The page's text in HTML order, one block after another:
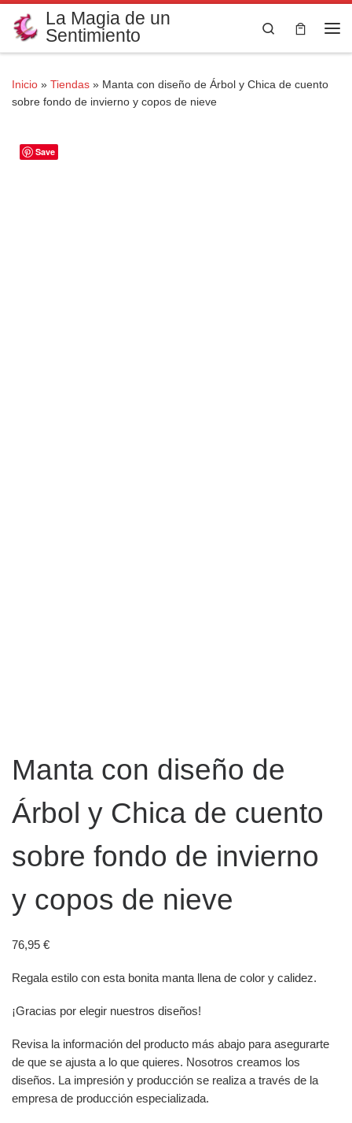
Saltar al contenido
La Magia de un
Sentimiento
Search
Inicio » Tiendas » Manta con diseño de Árbol y Chica de cuento
sobre fondo de invierno y copos de nieve
Save
Manta con diseño de
Árbol y Chica de cuento
sobre fondo de invierno
y copos de nieve
76,95 €
Regala estilo con esta bonita manta llena de color y calidez.
¡Gracias por elegir nuestros diseños!
Revisa la información del producto más abajo para asegurarte
de que se ajusta a lo que quieres. Nosotros creamos los
diseños. La impresión y producción se realiza a través de la
empresa de producción especializada.